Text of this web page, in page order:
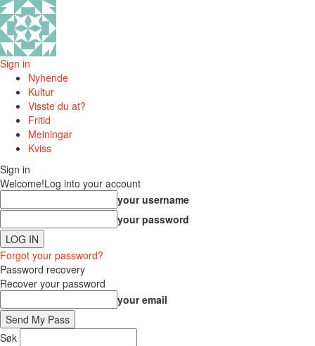
Sign in
Nyhende
Kultur
Visste du at?
Fritid
Meiningar
Kviss
Sign in
Welcome!Log into your account
your username
your password
Forgot your password?
Password recovery
Recover your password
your email
Søk